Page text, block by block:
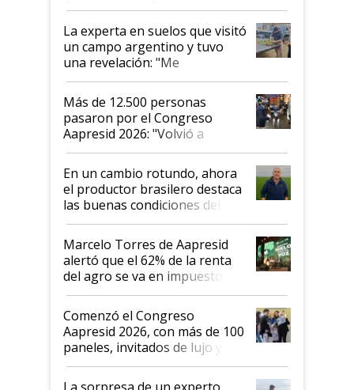
el lote
La experta en suelos que visitó
un campo argentino y tuvo
una revelación: "Me
impresionó mucho"
Más de 12.500 personas
pasaron por el Congreso
Aapresid 2026: "Volvió a
demostrar que hablar del
suelo es hablar de todo el
sistema productivo"
En un cambio rotundo, ahora
el productor brasilero destaca
las buenas condiciones del
agro argentino para invertir:
"Los veo más motivados"
Marcelo Torres de Aapresid
alertó que el 62% de la renta
del agro se va en impuestos:
"No es bueno que en
Argentina se sigan discutiendo
las mismas cosas de hace 50
años"
Comenzó el Congreso
Aapresid 2026, con más de 100
paneles, invitados de lujo y
todas las tendencias